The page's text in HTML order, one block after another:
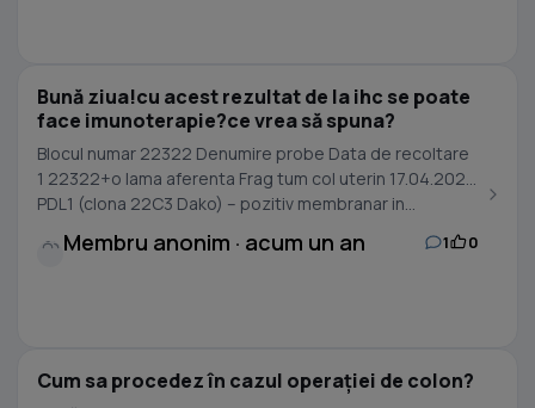
Bună ziua!cu acest rezultat de la ihc se poate
face imunoterapie?ce vrea să spuna?
Blocul numar 22322 Denumire probe Data de recoltare
1 22322+o lama aferenta Frag tum col uterin 17.04.2025
PDL1 (clona 22C3 Dako) – pozitiv membranar in...
Membru anonim · acum un an 1 0
Cum sa procedez în cazul operației de colon?